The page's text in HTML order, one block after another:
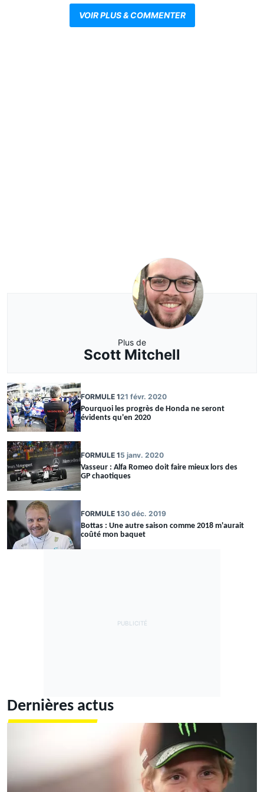
VOIR PLUS & COMMENTER
Plus de
Scott Mitchell
FORMULE 121 févr. 2020
Pourquoi les progrès de Honda ne seront
évidents qu'en 2020
FORMULE 15 janv. 2020
Vasseur : Alfa Romeo doit faire mieux lors des
GP chaotiques
FORMULE 130 déc. 2019
Bottas : Une autre saison comme 2018 m'aurait
coûté mon baquet
Dernières actus